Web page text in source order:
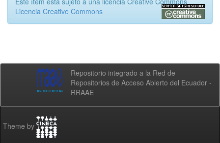
Licencia Creative Commons
Repositorio integrado a la Red de
Repositorios de Acceso Abierto del Ecuador -
RRAAE
Theme by